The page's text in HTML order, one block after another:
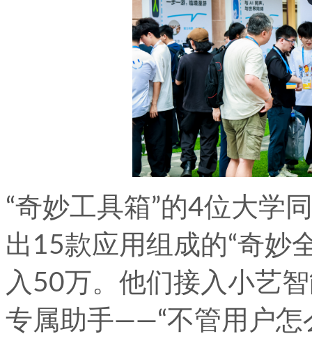
“奇妙工具箱”的4位大学
出15款应用组成的“奇妙
入50万。他们接入小艺
专属助手——“不管用户怎